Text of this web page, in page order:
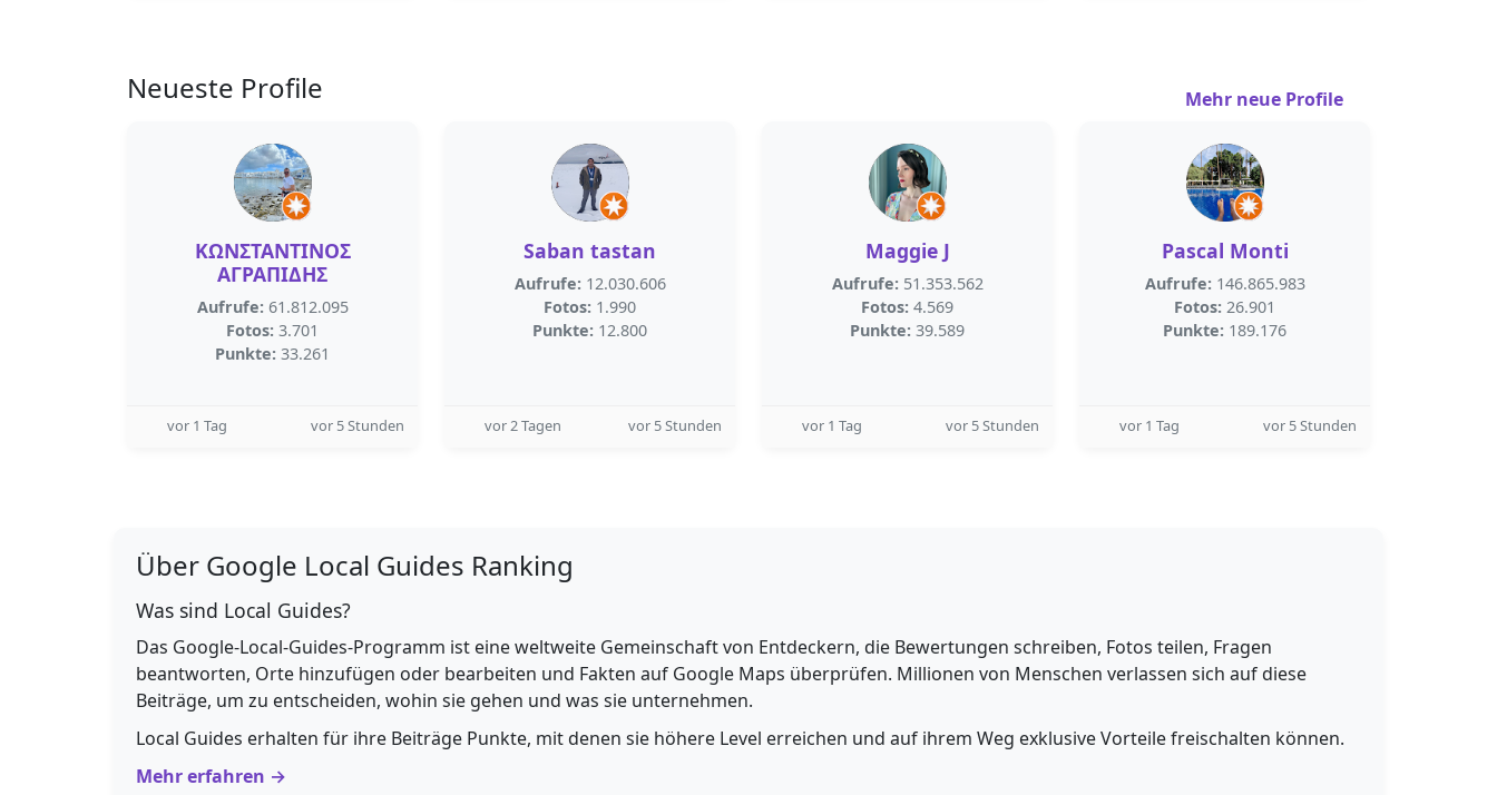
Neueste Profile Mehr neue Profile
ΚΩΝΣΤΑΝΤΙΝΟΣ
ΑΓΡΑΠΙΔΗΣ
Aufrufe: 61.812.095
Fotos: 3.701
Punkte: 33.261
vor 1 Tag vor 5 Stunden
Saban tastan
Aufrufe: 12.030.606
Fotos: 1.990
Punkte: 12.800
vor 2 Tagen vor 5 Stunden
Maggie J
Aufrufe: 51.353.562
Fotos: 4.569
Punkte: 39.589
vor 1 Tag vor 5 Stunden
Pascal Monti
Aufrufe: 146.865.983
Fotos: 26.901
Punkte: 189.176
vor 1 Tag vor 5 Stunden
Über Google Local Guides Ranking
Was sind Local Guides?
Das Google-Local-Guides-Programm ist eine weltweite Gemeinschaft von Entdeckern, die Bewertungen schreiben, Fotos teilen, Fragen
beantworten, Orte hinzufügen oder bearbeiten und Fakten auf Google Maps überprüfen. Millionen von Menschen verlassen sich auf diese
Beiträge, um zu entscheiden, wohin sie gehen und was sie unternehmen.
Local Guides erhalten für ihre Beiträge Punkte, mit denen sie höhere Level erreichen und auf ihrem Weg exklusive Vorteile freischalten können.
Mehr erfahren →